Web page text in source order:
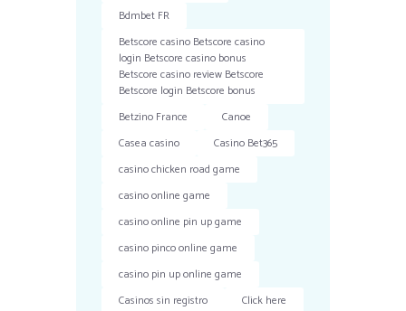
Bdmbet FR
Betscore casino Betscore casino
login Betscore casino bonus
Betscore casino review Betscore
Betscore login Betscore bonus
Betzino France
Canoe
Casea casino
Casino Bet365
casino chicken road game
casino online game
casino online pin up game
casino pinco online game
casino pin up online game
Casinos sin registro
Click here